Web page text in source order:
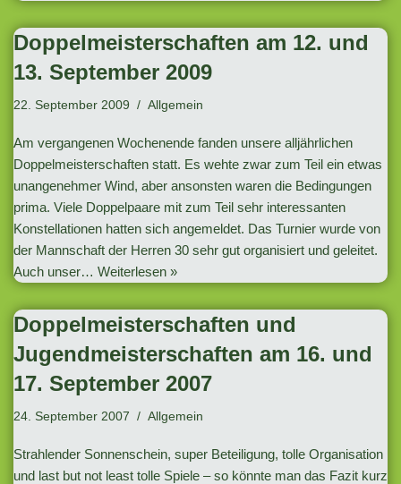
Doppelmeisterschaften am 12. und
13. September 2009
22. September 2009 Allgemein
Am vergangenen Wochenende fanden unsere alljährlichen
Doppelmeisterschaften statt. Es wehte zwar zum Teil ein etwas
unangenehmer Wind, aber ansonsten waren die Bedingungen
prima. Viele Doppelpaare mit zum Teil sehr interessanten
Konstellationen hatten sich angemeldet. Das Turnier wurde von
der Mannschaft der Herren 30 sehr gut organisiert und geleitet.
Auch unser… Weiterlesen »
Doppelmeisterschaften und
Jugendmeisterschaften am 16. und
17. September 2007
24. September 2007 Allgemein
Strahlender Sonnenschein, super Beteiligung, tolle Organisation
und last but not least tolle Spiele – so könnte man das Fazit kurz